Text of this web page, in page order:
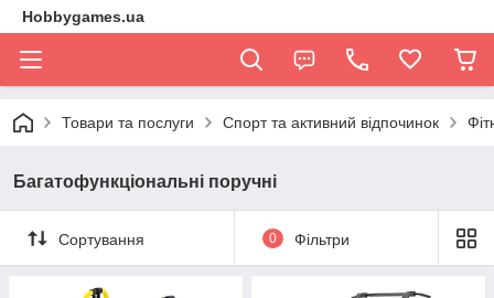
Hobbygames.ua
Товари та послуги Спорт та активний відпочинок
Багатофункціональні поручні
Сортування 0 Фільтри